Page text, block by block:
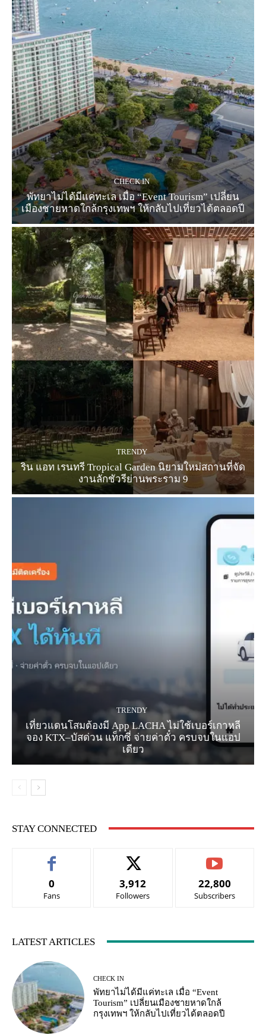
CHECK IN
พัทยาไม่ได้มีแค่ทะเล เมื่อ “Event Tourism” เปลี่ยน
เมืองชายหาดใกล้กรุงเทพฯ ให้กลับไปเที่ยวได้ตลอดปี
TRENDY
ริน แอท เรนทรี Tropical Garden นิยามใหม่สถานที่จัด
งานลักชัวรีย่านพระราม 9
TRENDY
เที่ยวแดนโสมต้องมี App LACHA ไม่ใช้เบอร์เกาหลี
จอง KTX–บัสด่วน แท็กซี่ จ่ายค่าตั๋ว ครบจบในแอป
เดียว
STAY CONNECTED
0
Fans
3,912
Followers
22,800
Subscribers
LATEST ARTICLES
CHECK IN
พัทยาไม่ได้มีแค่ทะเล เมื่อ “Event
Tourism” เปลี่ยนเมืองชายหาดใกล้
กรุงเทพฯ ให้กลับไปเที่ยวได้ตลอดปี